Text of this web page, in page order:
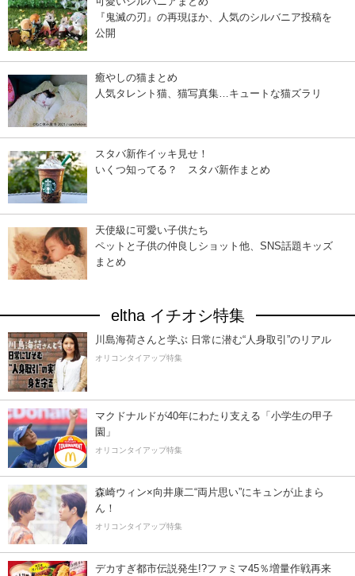
『鬼滅の刃』の再現ほか、人気のシルバニア投稿を
公開
癒やしの猫まとめ
人気タレント猫、猫写真集…キュートな猫ズラリ
スタバ新作イッキ見せ！
いくつ知ってる？ スタバ新作まとめ
天使級に可愛い子供たち
ペットと子供の仲良しショット他、SNS話題キッズ
まとめ
eltha イチオシ特集
川島海荷さんと学ぶ 日常に潜む“人身取引”のリアル
オリコンタイアップ特集
マクドナルドが40年にわたり支える「小学生の甲子
園」
オリコンタイアップ特集
森崎ウィン×向井康二“両片思い”にキュンが止まら
ん！
オリコンタイアップ特集
デカすぎ都市伝説発生!?ファミマ45％増量作戦再来